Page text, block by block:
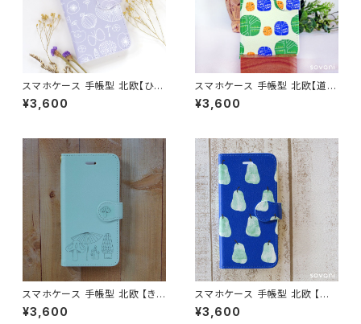
スマホケース 手帳型 北欧【ひだ
まりへようこそ】花柄 iPhone1
7/16/15/SE3/Android カード
¥3,600
スマホケース 手帳型 北欧【道す
じ】 iPhone17/16/15/SE3/An
droid カード収納 スタンド機能
¥3,600
スマホケース 手帳型 北欧 【き
のこ柄・ウォーターブルー】 iPho
ne17/16/15/SE3/Android カ
¥3,600
スマホケース 手帳型 北欧 【青
の洋ナシ】 iPhone17/16/15/S
E3/Android カード収納 スタン
¥3,600